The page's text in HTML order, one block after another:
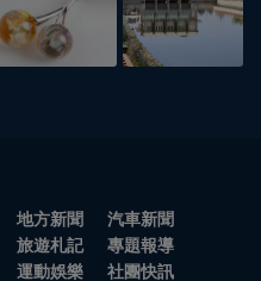
地方新聞
汽車新聞
旅遊札記
專題報導
運動娛樂 社團快訊